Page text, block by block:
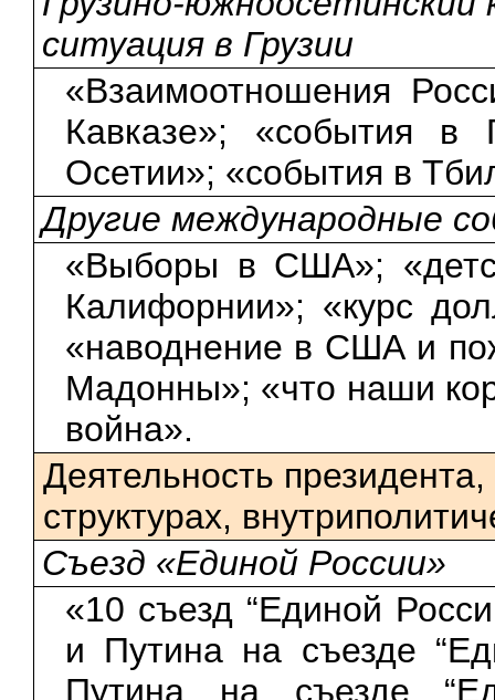
ситуация в Грузии
«Взаимоотношения
Кавказе»; «события
Осетии»; «события в
Другие международные
«Выборы в США»;
Калифорнии»; «курс
«наводнение в США и
Мадонны»; «что наши
война».
Деятельность
структурах,
Съезд «Единой России»
«10 съезд “Единой
и Путина на съезде
Путина на съезде